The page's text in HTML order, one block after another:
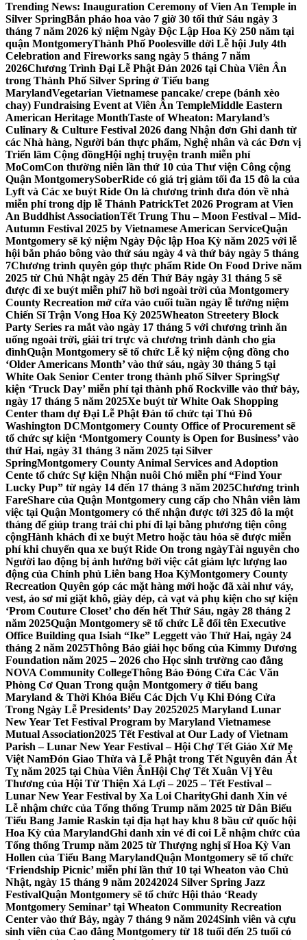
Trending News: Inauguration Ceremony of Vien An Temple in
Silver SpringBắn pháo hoa vào 7 giờ 30 tối thứ Sáu ngày 3
tháng 7 năm 2026 kỷ niệm Ngày Độc Lập Hoa Kỳ 250 năm tại
quận MontgomeryThành Phố Poolesville dời Lễ hội July 4th
Celebration and Fireworks sang ngày 5 tháng 7 năm
2026Chương Trình Đại Lễ Phật Đản 2026 tại Chùa Viên Ân
trong Thành Phố Silver Spring ở Tiểu bang
MarylandVegetarian Vietnamese pancake/ crepe (bánh xèo
chay) Fundraising Event at Viên Ân TempleMiddle Eastern
American Heritage MonthTaste of Wheaton: Maryland’s
Culinary & Culture Festival 2026 đang Nhận đơn Ghi danh từ
các Nhà hàng, Người bán thực phẩm, Nghệ nhân và các Đơn vị
Triển lãm Cộng đồngHội nghị truyện tranh miễn phí
MoComCon thường niên lần thứ 10 của Thư viện Công cộng
Quận MontgomerySoberRide có giá trị giảm tối đa 15 đô la của
Lyft và Các xe buýt Ride On là chương trình đưa đón về nhà
miễn phí trong dịp lễ Thánh PatrickTet 2026 Program at Vien
An Buddhist AssociationTết Trung Thu – Moon Festival – Mid-
Autumn Festival 2025 by Vietnamese American ServiceQuận
Montgomery sẽ kỷ niệm Ngày Độc lập Hoa Kỳ năm 2025 với lễ
hội bắn pháo bông vào thứ sáu ngày 4 và thứ bảy ngày 5 tháng
7Chương trình quyên góp thực phẩm Ride On Food Drive năm
2025 từ Chủ Nhật ngày 25 đến Thứ Bảy ngày 31 tháng 5 sẽ
được đi xe buýt miễn phí7 hồ bơi ngoài trời của Montgomery
County Recreation mở cửa vào cuối tuần ngày lễ tưởng niệm
Chiến Sĩ Trận Vong Hoa Kỳ 2025Wheaton Streetery Block
Party Series ra mắt vào ngày 17 tháng 5 với chương trình ăn
uống ngoài trời, giải trí trực và chương trình dành cho gia
đìnhQuận Montgomery sẽ tổ chức Lễ kỷ niệm cộng đồng cho
‘Older Americans Month’ vào thứ sáu, ngày 30 tháng 5 tại
White Oak Senior Center trong thành phố Silver SpringSự
kiện ‘Truck Day’ miễn phí tại thành phố Rockville vào thứ bảy,
ngày 17 tháng 5 năm 2025Xe buýt từ White Oak Shopping
Center tham dự Đại Lễ Phật Đản tổ chức tại Thủ Đô
Washington DCMontgomery County Office of Procurement sẽ
tổ chức sự kiện ‘Montgomery County is Open for Business’ vào
thứ Hai, ngày 31 tháng 3 năm 2025 tại Silver
SpringMontgomery County Animal Services and Adoption
Cente tổ chức Sự kiện Nhận nuôi Chó miễn phí “Find Your
Lucky Pup” từ ngày 14 đến 17 tháng 3 năm 2025Chương trình
FareShare của Quận Montgomery cung cấp cho Nhân viên làm
việc tại Quận Montgomery có thể nhận được tới 325 đô la một
tháng để giúp trang trải chi phí đi lại bằng phương tiện công
cộngHành khách đi xe buýt Metro hoặc tàu hỏa sẽ được miễn
phí khi chuyển qua xe buýt Ride On trong ngàyTài nguyên cho
Người lao động bị ảnh hưởng bởi việc cắt giảm lực lượng lao
động của Chính phủ Liên bang Hoa KỳMontgomery County
Recreation Quyên góp các mặt hàng mới hoặc đã xài như váy,
vest, áo sơ mi giặt khô, giày dép, cà vạt và phụ kiện cho sự kiện
‘Prom Couture Closet’ cho đến hết Thứ Sáu, ngày 28 tháng 2
năm 2025Quận Montgomery sẽ tổ chức Lễ đổi tên Executive
Office Building qua Isiah “Ike” Leggett vào Thứ Hai, ngày 24
tháng 2 năm 2025Thông Báo giải học bổng của Kimmy Dương
Foundation năm 2025 – 2026 cho Học sinh trường cao đẳng
NOVA Community CollegeThông Báo Đóng Cửa Các Văn
Phòng Cơ Quan Trong quận Montgomery ở tiểu bang
Maryland & Thời Khóa Biểu Các Dịch Vụ Khi Đóng Cửa
Trong Ngày Lễ Presidents’ Day 20252025 Maryland Lunar
New Year Tet Festival Program by Maryland Vietnamese
Mutual Association2025 Tết Festival at Our Lady of Vietnam
Parish – Lunar New Year Festival – Hội Chợ Tết Giáo Xứ Mẹ
Việt NamĐón Giao Thừa và Lễ Phật trong Tết Nguyên đán Ất
Tỵ năm 2025 tại Chùa Viên ÂnHội Chợ Tết Xuân Vị Yêu
Thương của Hội Từ Thiện Xá Lợi – 2025 – Tết Festival –
Lunar New Year Festival by Xa Loi CharityGhi danh Xin vé
Lễ nhậm chức của Tổng thống Trump năm 2025 từ Dân Biểu
Tiểu Bang Jamie Raskin tại địa hạt hay khu 8 bầu cử quốc hội
Hoa Kỳ của MarylandGhi danh xin vé đi coi Lễ nhậm chức của
Tổng thống Trump năm 2025 từ Thượng nghị sĩ Hoa Kỳ Van
Hollen của Tiểu Bang MarylandQuận Montgomery sẽ tổ chức
‘Friendship Picnic’ miễn phí lần thứ 10 tại Wheaton vào Chủ
Nhật, ngày 15 tháng 9 năm 20242024 Silver Spring Jazz
FestivalQuận Montgomery sẽ tổ chức Hội thảo ‘Ready
Montgomery Seminar’ tại Wheaton Community Recreation
Center vào thứ Bảy, ngày 7 tháng 9 năm 2024Sinh viên và cựu
sinh viên của Cao đẳng Montgomery từ 18 tuổi đến 25 tuổi có